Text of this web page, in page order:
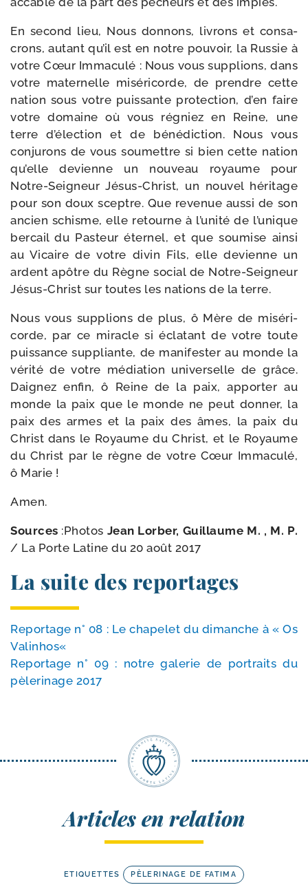
En second lieu, Nous don­nons, livrons et consa­
crons, autant qu’il est en notre pou­voir, la Russie à
votre Cœur Immaculé : Nous vous sup­plions, dans
votre mater­nelle misé­ri­corde, de prendre cette
nation sous votre puis­sante pro­tec­tion, d’en faire
votre domaine où vous régniez en Reine, une
terre d’é­lec­tion et de béné­dic­tion. Nous vous
conju­rons de vous sou­mettre si bien cette nation
qu’elle devienne un nou­veau royaume pour
Notre-​Seigneur Jésus-​Christ, un nou­vel héri­tage
pour son doux sceptre. Que reve­nue aus­si de son
ancien schisme, elle retourne à l’u­ni­té de l’u­nique
ber­cail du Pasteur éter­nel, et que sou­mise ain­si
au Vicaire de votre divin Fils, elle devienne un
ardent apôtre du Règne social de Notre-​Seigneur
Jésus-​Christ sur toutes les nations de la terre.
Nous vous sup­plions de plus, ô Mère de misé­ri­
corde, par ce miracle si écla­tant de votre toute
puis­sance sup­pliante, de mani­fes­ter au monde la
véri­té de votre média­tion uni­ver­selle de grâce.
Daignez enfin, ô Reine de la paix, appor­ter au
monde la paix que le monde ne peut don­ner, la
paix des armes et la paix des âmes, la paix du
Christ dans le Royaume du Christ, et le Royaume
du Christ par le règne de votre Cœur Immaculé,
ô Marie !
Amen.
Sources :Photos Jean Lorber, Guillaume M. , M. P.
/​ La Porte Latine du 20 août 2017
La suite des reportages
Reportage n° 08 : Le cha­pe­let du dimanche à « Os
Valinhos«
Reportage n° 09 : notre gale­rie de por­traits du
pèle­ri­nage 2017
Articles en relation
ETIQUETTES PÈLERINAGE DE FATIMA